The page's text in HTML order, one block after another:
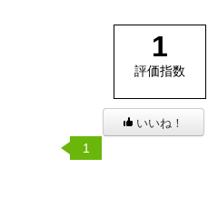
1
評価指数
いいね！
1